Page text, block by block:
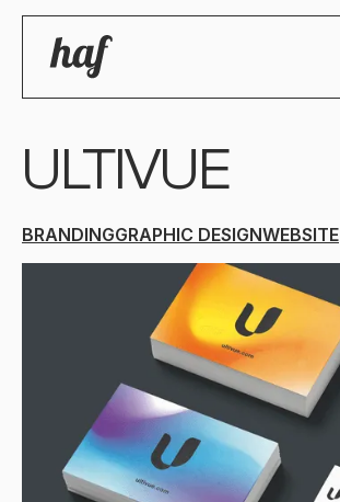
ULTIVUE
BRANDINGGRAPHIC DESIGNWEBSITE